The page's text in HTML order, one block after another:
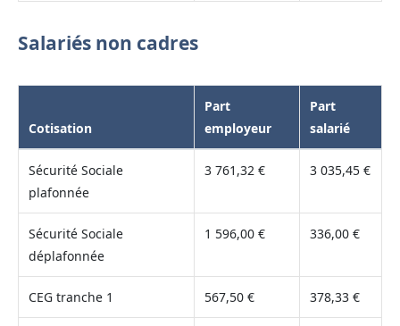
Salariés non cadres
Cotisation
Part
employeur
Part
salarié
Sécurité Sociale
plafonnée
3 761,32 € 3 035,45 €
Sécurité Sociale
déplafonnée
1 596,00 € 336,00 €
CEG tranche 1 567,50 € 378,33 €